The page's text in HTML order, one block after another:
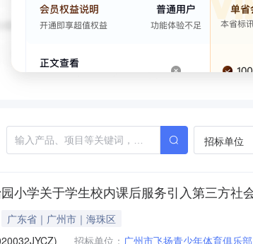
招标单位
小学关于学生校内课后服务引入第三方社
广东省｜广州市｜海珠区
招标单位： 广州市飞扬青少年体育俱乐部